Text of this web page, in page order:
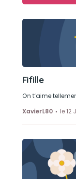
Fifille
On t’aime
XavierL80
le 12